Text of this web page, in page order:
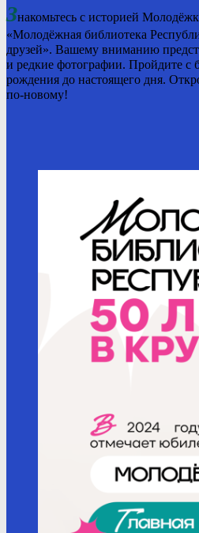
Знакомьтесь с историей
«Молодёжная библиотека
друзей». Вашему вниманию
и редкие фотографии. Пройдите с
рождения до настоящего дня.
по-новому!